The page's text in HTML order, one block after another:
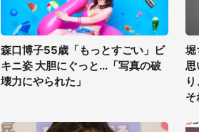
森口博子55歳「もっとすごい」ビ
キニ姿 大胆にぐっと...「写真の破
壊力にやられた」
堀
思
そ